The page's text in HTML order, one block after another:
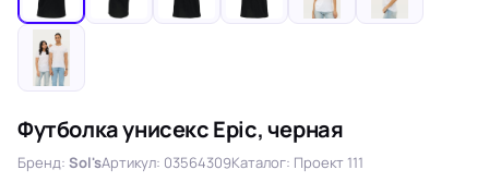
Футболка унисекс Epic, черная
Бренд: Sol'sАртикул: 03564309Каталог: Проект 111